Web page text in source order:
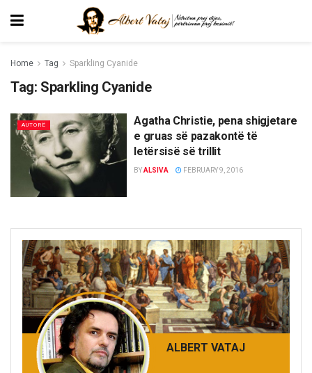
Home Tag Sparkling Cyanide
Tag: Sparkling Cyanide
AUTORË
Agatha Christie, pena shigjetare
e gruas së pazakontë të
letërsisë së trillit
BYALSIVA FEBRUARY 9, 2016
ALBERT VATAJ